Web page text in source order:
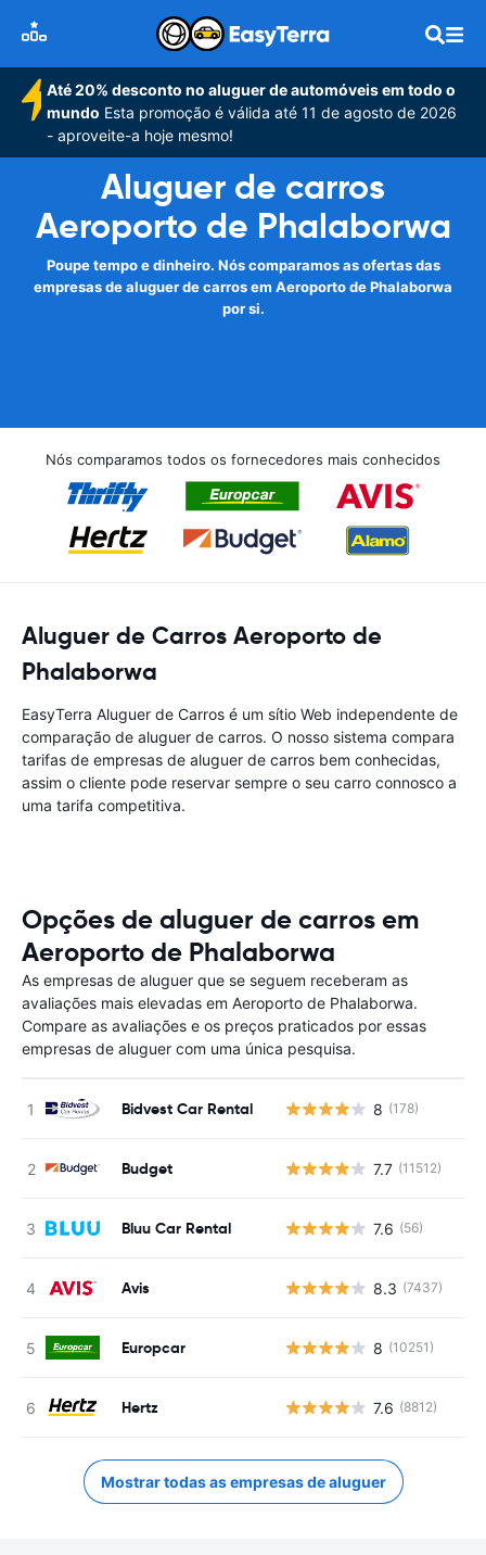
Até 20% desconto no aluguer de automóveis em todo o
mundo Esta promoção é válida até 11 de agosto de 2026
- aproveite-a hoje mesmo!
Aluguer de carros
Aeroporto de Phalaborwa
Poupe tempo e dinheiro. Nós comparamos as ofertas das
empresas de aluguer de carros em Aeroporto de Phalaborwa
por si.
Nós comparamos todos os fornecedores mais conhecidos
Aluguer de Carros Aeroporto de
Phalaborwa
EasyTerra Aluguer de Carros é um sítio Web independente de
comparação de aluguer de carros. O nosso sistema compara
tarifas de empresas de aluguer de carros bem conhecidas,
assim o cliente pode reservar sempre o seu carro connosco a
uma tarifa competitiva.
Opções de aluguer de carros em
Aeroporto de Phalaborwa
As empresas de aluguer que se seguem receberam as
avaliações mais elevadas em Aeroporto de Phalaborwa.
Compare as avaliações e os preços praticados por essas
empresas de aluguer com uma única pesquisa.
Bidvest Car Rental 8 (178)
Budget 7.7 (11512)
Bluu Car Rental 7.6 (56)
Avis 8.3 (7437)
Europcar 8 (10251)
Hertz 7.6 (8812)
Mostrar todas as empresas de aluguer